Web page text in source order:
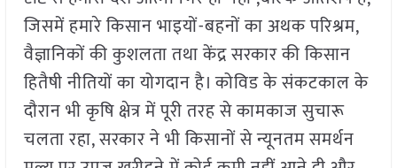
जिसमें हमारे किसान भाइयों-बहनों का अथक परिश्रम,
वैज्ञानिकों की कुशलता तथा केंद्र सरकार की किसान
हितैषी नीतियों का योगदान है। कोविड के संकटकाल के
दौरान भी कृषि क्षेत्र में पूरी तरह से कामकाज सुचारू
चलता रहा, सरकार ने भी किसानों से न्यूनतम समर्थन